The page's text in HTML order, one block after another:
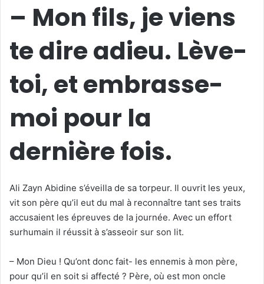
– Mon fils, je viens
te dire adieu. Lève-
toi, et embrasse-
moi pour la
dernière fois.
Ali Zayn Abidine s’éveilla de sa torpeur. Il ouvrit les yeux,
vit son père qu’il eut du mal à reconnaître tant ses traits
accusaient les épreuves de la journée. Avec un effort
surhumain il réussit à s’asseoir sur son lit.
– Mon Dieu ! Qu’ont donc fait- les ennemis à mon père,
pour qu’il en soit si affecté ? Père, où est mon oncle